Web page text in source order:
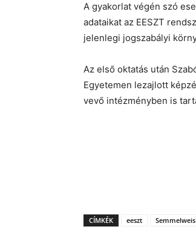
A gyakorlat végén szó
adataikat az EESZT
jelenlegi jogszabályi
Az első oktatás után
Egyetemen lezajlott
vevő intézményben is
CÍMKÉK eeszt Semmelweis